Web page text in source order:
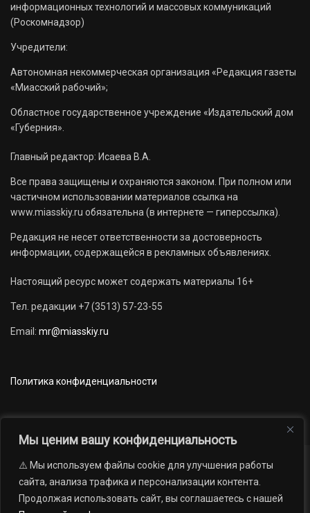
Мы ценим вашу конфиденциальность
⚠️ Мы используем файлы cookie для улучшения работы
сайта, анализа трафика и персонализации контента.
Продолжая использовать сайт, вы соглашаетесь с нашей
информационных технологий и массовых коммуникаций
(Роскомнадзор)
Учредители:
Автономная некоммерческая организация «Редакция газеты
«Миасский рабочий»;
Областное государственное учреждение «Издательский дом
«Губерния».
Главный редактор: Исаева В.А.
Все права защищены и охраняются законом. При полном или
частичном использовании материалов ссылка на
www.miasskiy.ru обязательна (в интернете — гиперссылка).
Редакция не несет ответственности за достоверность
информации, содержащейся в рекламных объявлениях.
Настоящий ресурс может содержать материалы 16+
Тел. редакции +7 (3513) 57-23-55
Email: mr@miasskiy.ru
Политика конфиденциальности
Новости Наши проекты
Официально
АРХИВ
16+